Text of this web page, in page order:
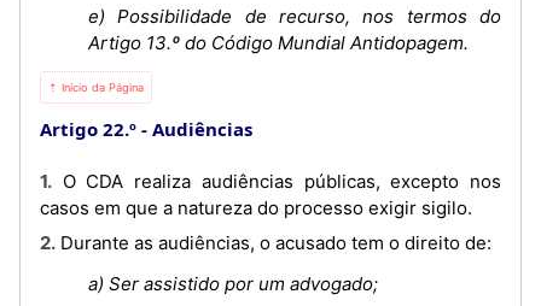
e) Possibilidade de recurso, nos termos do
Artigo 13.º do Código Mundial Antidopagem.
⇡ Início da Página
Artigo 22.º Audiências
1. O CDA realiza audiências públicas, excepto nos
casos em que a natureza do processo exigir sigilo.
2. Durante as audiências, o acusado tem o direito de:
a) Ser assistido por um advogado;